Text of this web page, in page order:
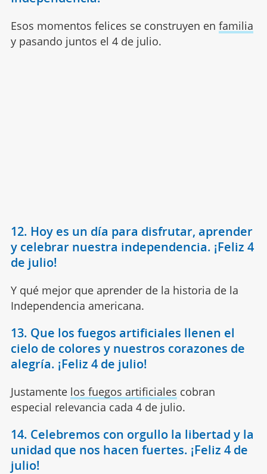
Esos momentos felices se construyen en familia
y pasando juntos el 4 de julio.
12. Hoy es un día para disfrutar, aprender
y celebrar nuestra independencia. ¡Feliz 4
de julio!
Y qué mejor que aprender de la historia de la
Independencia americana.
13. Que los fuegos artificiales llenen el
cielo de colores y nuestros corazones de
alegría. ¡Feliz 4 de julio!
Justamente los fuegos artificiales cobran
especial relevancia cada 4 de julio.
14. Celebremos con orgullo la libertad y la
unidad que nos hacen fuertes. ¡Feliz 4 de
julio!